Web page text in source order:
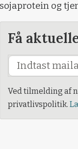
sojaprotein og
Få
Ved tilmelding af
privatlivspolitik.